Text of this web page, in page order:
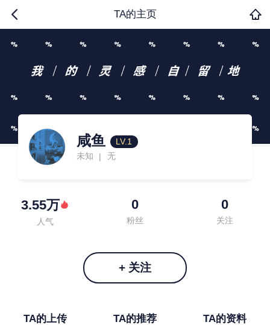
TA的主页
咸鱼
LV.1
未知
| 无
3.55万
人气
0
粉丝
0
关注
+ 关注
TA的上传 TA的推荐 TA的资料